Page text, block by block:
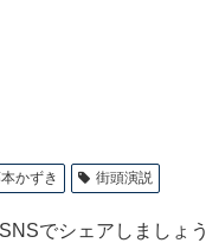
かずき 街頭演説
でシェアしましょう